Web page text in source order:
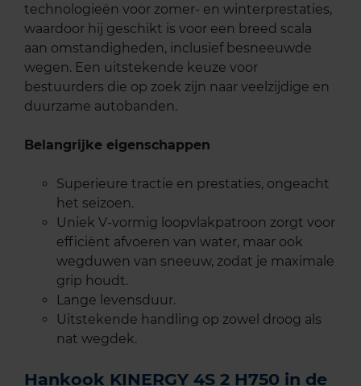
technologieën voor zomer- en winterprestaties,
waardoor hij geschikt is voor een breed scala
aan omstandigheden, inclusief besneeuwde
wegen. Een uitstekende keuze voor
bestuurders die op zoek zijn naar veelzijdige en
duurzame autobanden.
Belangrijke eigenschappen
Superieure tractie en prestaties, ongeacht
het seizoen.
Uniek V-vormig loopvlakpatroon zorgt voor
efficiënt afvoeren van water, maar ook
wegduwen van sneeuw, zodat je maximale
grip houdt.
Lange levensduur.
Uitstekende handling op zowel droog als
nat wegdek.
Hankook KINERGY 4S 2 H750 in de